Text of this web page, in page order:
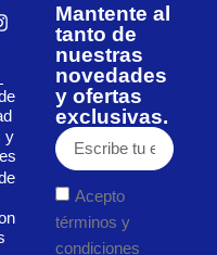
Mantente al
tanto de
nuestras
novedades
y ofertas
exclusivas.
Acepto
términos y
condiciones
y